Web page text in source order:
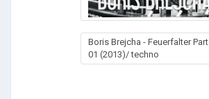
Boris Brejcha - Feuerfalter Part
01 (2013)/ techno